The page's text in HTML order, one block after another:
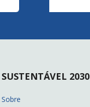
SUSTENTÁVEL 2030
Sobre